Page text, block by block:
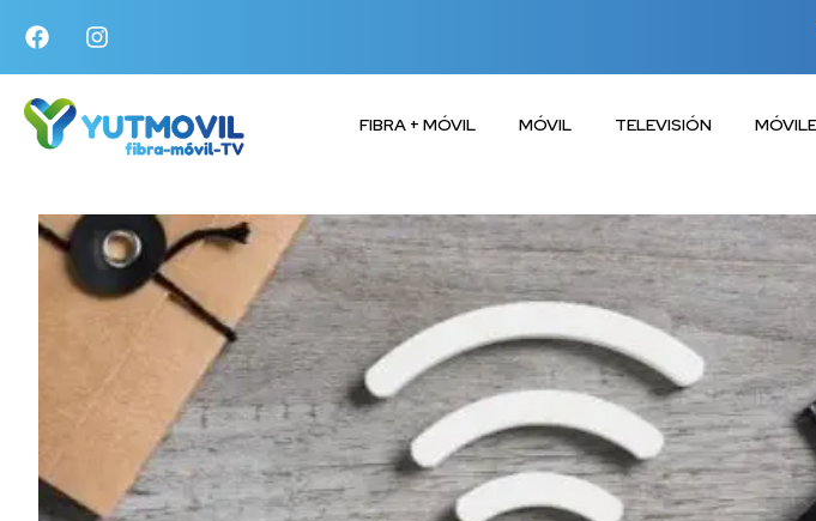
FIBRA + MÓVIL MÓVIL TELEVISIÓN